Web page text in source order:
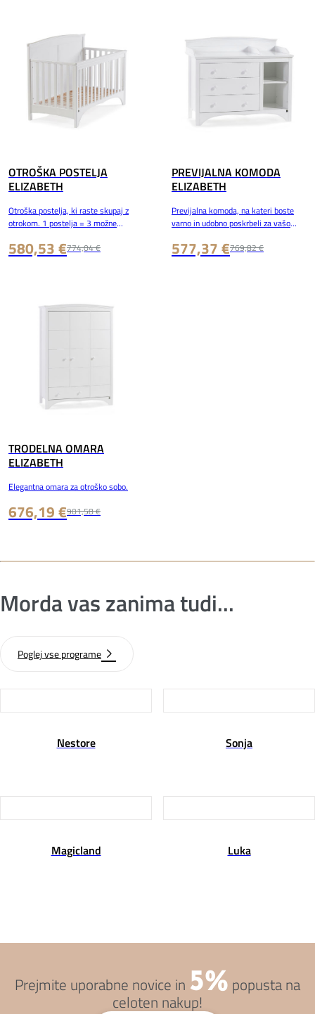
OTROŠKA POSTELJA
ELIZABETH
Otroška postelja, ki raste skupaj z
otrokom. 1 postelja = 3 možne
580,53 €774,04 €
PREVIJALNA KOMODA
ELIZABETH
Previjalna komoda, na kateri boste
varno in udobno poskrbeli za vašo
577,37 €769,82 €
TRODELNA OMARA
ELIZABETH
Elegantna omara za otroško sobo.
676,19 €901,58 €
Morda vas zanima tudi...
Poglej vse programe
Nestore Sonja
Magicland Luka
Prejmite uporabne novice in 5% popusta na
celoten nakup!